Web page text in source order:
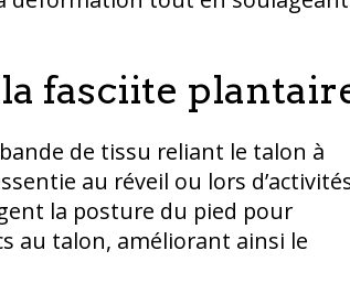
fasciite
de tissu reliant le talon à
au réveil ou lors
la posture du pied pour
au talon, améliorant ainsi le